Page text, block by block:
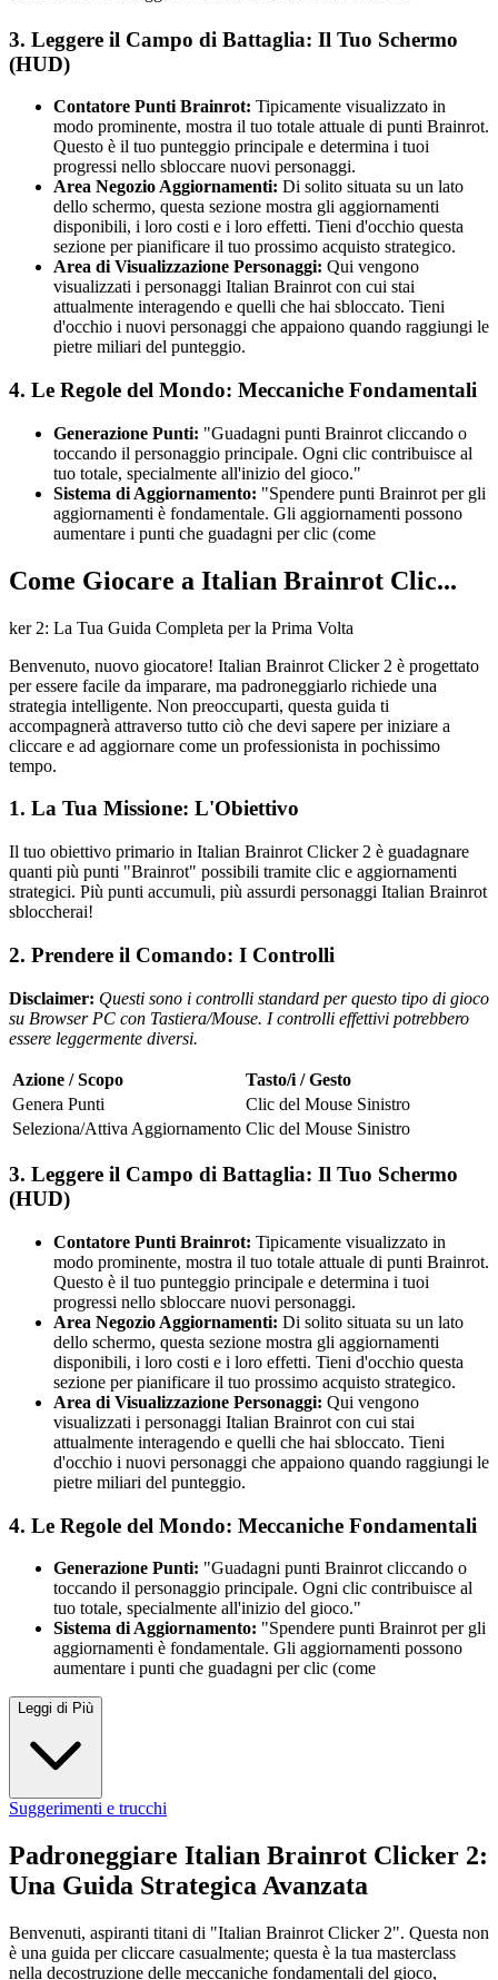
3. Leggere il Campo di Battaglia: Il Tuo Schermo
(HUD)
Contatore Punti Brainrot: Tipicamente visualizzato in
modo prominente, mostra il tuo totale attuale di punti Brainrot.
Questo è il tuo punteggio principale e determina i tuoi
progressi nello sbloccare nuovi personaggi.
Area Negozio Aggiornamenti: Di solito situata su un lato
dello schermo, questa sezione mostra gli aggiornamenti
disponibili, i loro costi e i loro effetti. Tieni d'occhio questa
sezione per pianificare il tuo prossimo acquisto strategico.
Area di Visualizzazione Personaggi: Qui vengono
visualizzati i personaggi Italian Brainrot con cui stai
attualmente interagendo e quelli che hai sbloccato. Tieni
d'occhio i nuovi personaggi che appaiono quando raggiungi le
pietre miliari del punteggio.
4. Le Regole del Mondo: Meccaniche Fondamentali
Generazione Punti: "Guadagni punti Brainrot cliccando o
toccando il personaggio principale. Ogni clic contribuisce al
tuo totale, specialmente all'inizio del gioco."
Sistema di Aggiornamento: "Spendere punti Brainrot per gli
aggiornamenti è fondamentale. Gli aggiornamenti possono
aumentare i punti che guadagni per clic (come
Come Giocare a Italian Brainrot Clic...
ker 2: La Tua Guida Completa per la Prima Volta
Benvenuto, nuovo giocatore! Italian Brainrot Clicker 2 è progettato
per essere facile da imparare, ma padroneggiarlo richiede una
strategia intelligente. Non preoccuparti, questa guida ti
accompagnerà attraverso tutto ciò che devi sapere per iniziare a
cliccare e ad aggiornare come un professionista in pochissimo
tempo.
1. La Tua Missione: L'Obiettivo
Il tuo obiettivo primario in Italian Brainrot Clicker 2 è guadagnare
quanti più punti "Brainrot" possibili tramite clic e aggiornamenti
strategici. Più punti accumuli, più assurdi personaggi Italian Brainrot
sbloccherai!
2. Prendere il Comando: I Controlli
Disclaimer: Questi sono i controlli standard per questo tipo di gioco
su Browser PC con Tastiera/Mouse. I controlli effettivi potrebbero
essere leggermente diversi.
Azione / Scopo
Tasto/i / Gesto
Genera Punti
Clic del Mouse Sinistro
Seleziona/Attiva Aggiornamento Clic del Mouse Sinistro
3. Leggere il Campo di Battaglia: Il Tuo Schermo
(HUD)
Contatore Punti Brainrot: Tipicamente visualizzato in
modo prominente, mostra il tuo totale attuale di punti Brainrot.
Questo è il tuo punteggio principale e determina i tuoi
progressi nello sbloccare nuovi personaggi.
Area Negozio Aggiornamenti: Di solito situata su un lato
dello schermo, questa sezione mostra gli aggiornamenti
disponibili, i loro costi e i loro effetti. Tieni d'occhio questa
sezione per pianificare il tuo prossimo acquisto strategico.
Area di Visualizzazione Personaggi: Qui vengono
visualizzati i personaggi Italian Brainrot con cui stai
attualmente interagendo e quelli che hai sbloccato. Tieni
d'occhio i nuovi personaggi che appaiono quando raggiungi le
pietre miliari del punteggio.
4. Le Regole del Mondo: Meccaniche Fondamentali
Generazione Punti: "Guadagni punti Brainrot cliccando o
toccando il personaggio principale. Ogni clic contribuisce al
tuo totale, specialmente all'inizio del gioco."
Sistema di Aggiornamento: "Spendere punti Brainrot per gli
aggiornamenti è fondamentale. Gli aggiornamenti possono
aumentare i punti che guadagni per clic (come
Leggi di Più
Suggerimenti e trucchi
Padroneggiare Italian Brainrot Clicker 2:
Una Guida Strategica Avanzata
Benvenuti, aspiranti titani di "Italian Brainrot Clicker 2". Questa non
è una guida per cliccare casualmente; questa è la tua masterclass
nella decostruzione delle meccaniche fondamentali del gioco,